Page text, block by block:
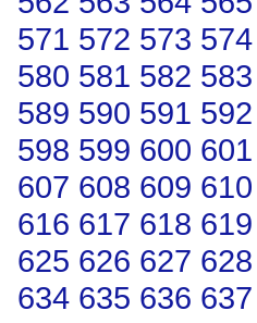
571 572 573 574
580 581 582 583
589 590 591 592
598 599 600 601
607 608 609 610
616 617 618 619
625 626 627 628
634 635 636 637